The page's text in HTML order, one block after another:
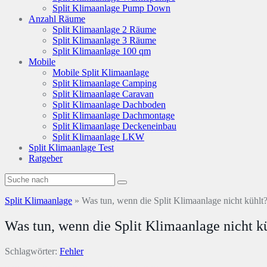
Split Klimaanlage Pump Down
Anzahl Räume
Split Klimaanlage 2 Räume
Split Klimaanlage 3 Räume
Split Klimaanlage 100 qm
Mobile
Mobile Split Klimaanlage
Split Klimaanlage Camping
Split Klimaanlage Caravan
Split Klimaanlage Dachboden
Split Klimaanlage Dachmontage
Split Klimaanlage Deckeneinbau
Split Klimaanlage LKW
Split Klimaanlage Test
Ratgeber
Split Klimaanlage » Was tun, wenn die Split Klimaanlage nicht kühlt?
Was tun, wenn die Split Klimaanlage nicht
Schlagwörter: Fehler